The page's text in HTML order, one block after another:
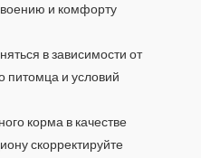
и комфорту
в зависимости от
питомца и условий
корма в качестве
скорректируйте